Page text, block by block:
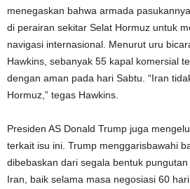
menegaskan bahwa armada
di perairan sekitar Selat Hormuz untuk
navigasi internasional. Menurut uru
Hawkins, sebanyak 55 kapal komersial
dengan aman pada hari Sabtu. “Iran
Hormuz,” tegas Hawkins.
Presiden AS Donald Trump juga
terkait isu ini. Trump menggarisbawahi
dibebaskan dari segala bentuk
Iran, baik selama masa negosiasi 60